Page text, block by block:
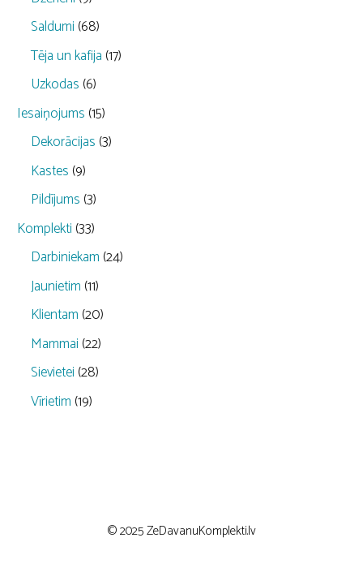
Saldumi (68)
Tēja un kafija (17)
Uzkodas (6)
Iesaiņojums (15)
Dekorācijas (3)
Kastes (9)
Pildījums (3)
Komplekti (33)
Darbiniekam (24)
Jaunietim (11)
Klientam (20)
Mammai (22)
Sievietei (28)
Vīrietim (19)
© 2025 ZeDavanuKomplekti.lv
Item added to cart.